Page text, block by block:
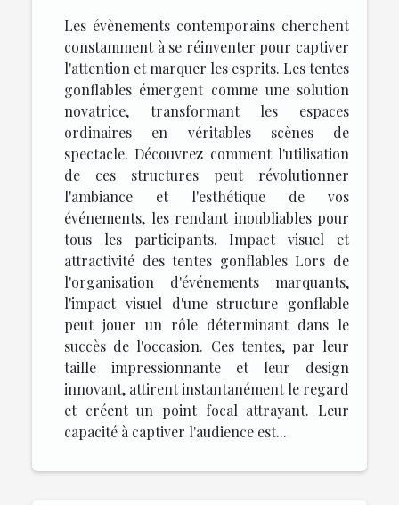
Les évènements contemporains cherchent
constamment à se réinventer pour captiver
l'attention et marquer les esprits. Les tentes
gonflables émergent comme une solution
novatrice, transformant les espaces
ordinaires en véritables scènes de
spectacle. Découvrez comment l'utilisation
de ces structures peut révolutionner
l'ambiance et l'esthétique de vos
événements, les rendant inoubliables pour
tous les participants. Impact visuel et
attractivité des tentes gonflables Lors de
l'organisation d'événements marquants,
l'impact visuel d'une structure gonflable
peut jouer un rôle déterminant dans le
succès de l'occasion. Ces tentes, par leur
taille impressionnante et leur design
innovant, attirent instantanément le regard
et créent un point focal attrayant. Leur
capacité à captiver l'audience est...